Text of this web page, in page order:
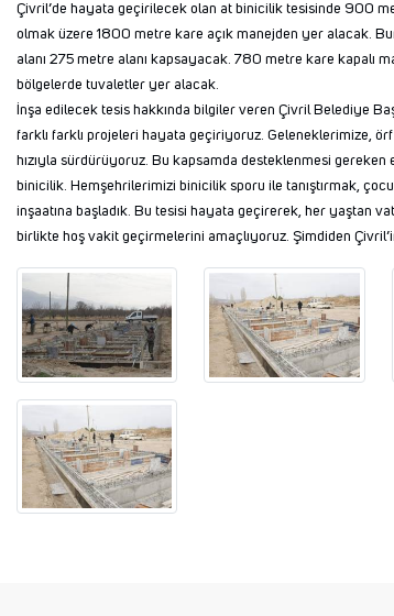
Çivril’de hayata geçirilecek olan at binicilik tesisinde 900
olmak üzere 1800 metre kare açık manejden yer alacak.
alanı 275 metre alanı kapsayacak. 780 metre kare kapalı
bölgelerde tuvaletler yer alacak.
İnşa edilecek tesis hakkında bilgiler veren Çivril Belediye
farklı farklı projeleri hayata geçiriyoruz. Geleneklerimize,
hızıyla sürdürüyoruz. Bu kapsamda desteklenmesi
binicilik. Hemşehrilerimizi binicilik sporu ile tanıştırmak,
inşaatına başladık. Bu tesisi hayata geçirerek, her yaştan
birlikte hoş vakit geçirmelerini amaçlıyoruz. Şimdiden